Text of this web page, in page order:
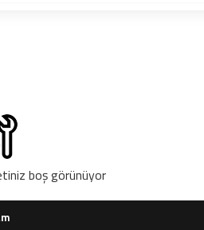
boş görünüyor